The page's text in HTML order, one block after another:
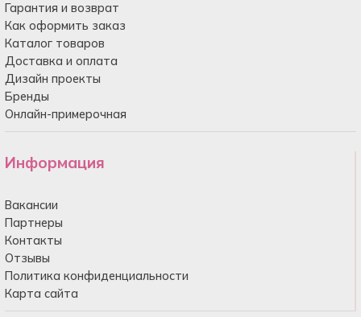
Гарантия и возврат
Как оформить заказ
Каталог товаров
Доставка и оплата
Дизайн проекты
Бренды
Онлайн-примерочная
Информация
Вакансии
Партнеры
Контакты
Отзывы
Политика конфиденциальности
Карта сайта